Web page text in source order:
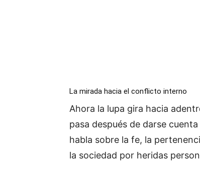
La mirada hacia el conflicto interno
Ahora la lupa gira hacia
pasa después de darse
habla sobre la fe, la
la sociedad por heridas